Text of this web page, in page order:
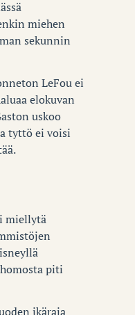
miehen
sekunnin
LeFou ei
elokuvan
uskoo
tyttö ei voisi
miellytä
piti
ikäraja